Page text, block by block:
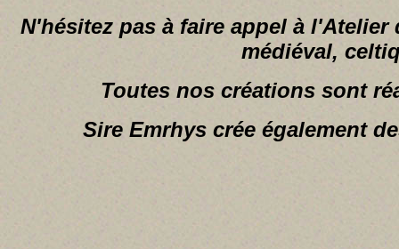
N'hésitez pas à faire appel à
médiéval,
Toutes nos créations sont
Sire Emrhys crée également